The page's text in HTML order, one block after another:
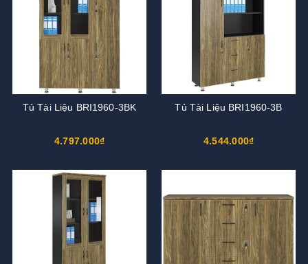
Tủ Tài Liệu BRI1960-3BK
4.797.000₫
Tủ Tài Liệu BRI1960-3B
4.544.000₫